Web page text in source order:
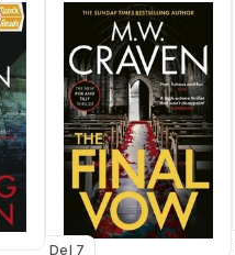
Del 7